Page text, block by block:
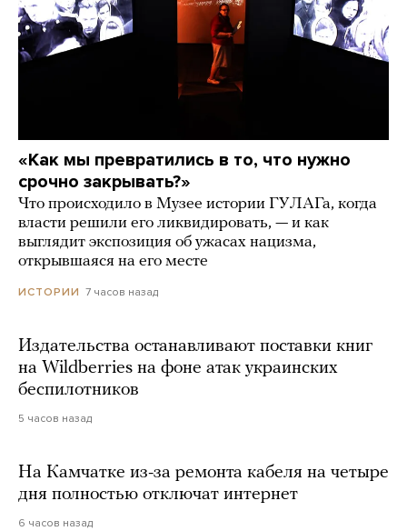
«Как мы превратились в то, что нужно
срочно закрывать?»
Что происходило в Музее истории ГУЛАГа, когда
власти решили его ликвидировать, — и как
выглядит экспозиция об ужасах нацизма,
открывшаяся на его месте
ИСТОРИИ 7 часов назад
Издательства останавливают поставки книг
на Wildberries на фоне атак украинских
беспилотников
5 часов назад
На Камчатке из-за ремонта кабеля на четыре
дня полностью отключат интернет
6 часов назад